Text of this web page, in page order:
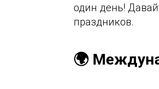
один день!
праздников.
🌍